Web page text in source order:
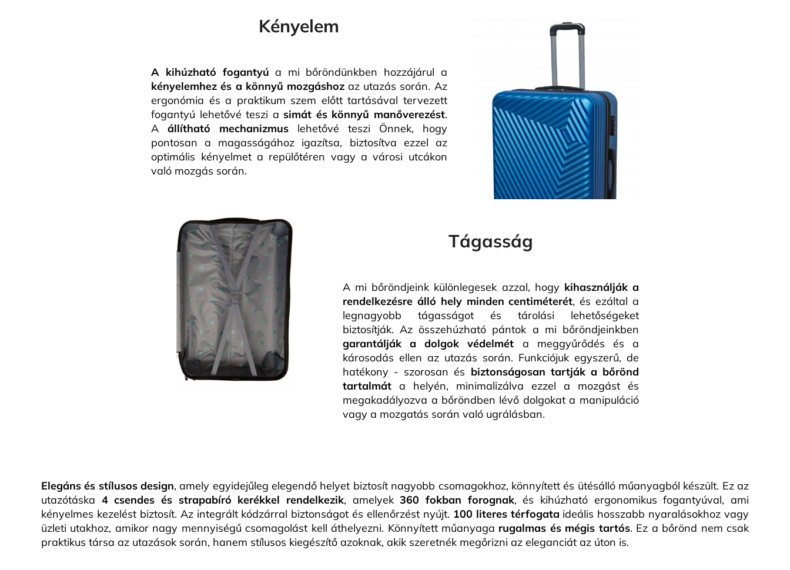
Kényelem
A kihúzható fogantyú a mi bőröndünkben hozzájárul a
kényelemhez és a könnyű mozgáshoz az utazás során. Az
ergonómia és a praktikum szem előtt tartásával tervezett
fogantyú lehetővé teszi a simát és könnyű manőverezést.
Aállítható mechanizmus lehetővé teszi Önnek, hogy
pontosan a magasságához igazítsa, biztosítva ezzel az
optimális kényelmet a repülőtéren vagy a városi utcákon
való mozgás során.
Tágasság
A mi bőröndjeink különlegesek azzal, hogy kihasználják a
rendelkezésre álló hely minden centiméterét, és ezáltal a
legnagyobb tágasságot és tárolási lehetőségeket
biztosítják. Az összehúzható pántok a mi bőröndjeinkben
garantálják a dolgok védelmét a meggyűrődés és a
károsodás ellen az utazás során. Funkciójuk egyszerű, de
hatékony - szorosan és biztonságosan tartják a bőrönd
tartalmát a helyén, minimalizálva ezzel a mozgást és
megakadályozva a bőröndben lévő dolgokat a manipuláció
vagy a mozgatás során való ugrálásban.
Elegáns és stílusos design, amely egyidejűleg elegendő helyet biztosít nagyobb csomagokhoz, könnyített és ütésálló műanyagból készült. Ez az
utazótáska 4 csendes és strapabíró kerékkel rendelkezik, amelyek360 fokban forognak, és kihúzható ergonomikus fogantyúval, ami
kényelmes kezelést biztosít. Az integrált kódzárral biztonságot és ellenőrzést nyújt. 100 literes térfogata ideális hosszabb nyaralásokhoz vagy
üzleti utakhoz, amikor nagy mennyiségű csomagolást kell áthelyezni. Könnyített műanyaga rugalmas és mégis tartós. Ez a bőrönd nem csak
praktikus társa az utazások során, hanem stílusos kiegészítő azoknak, akik szeretnék megőrizni az eleganciát az úton is.